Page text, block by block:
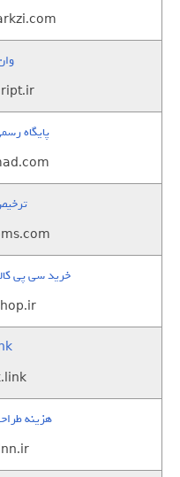
پایگاه
خرید سی پی
هزینه